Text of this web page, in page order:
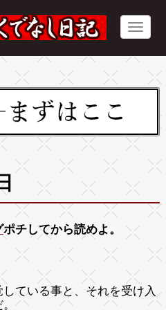
ポチしてから読めよ。
ている事と、それを受け入